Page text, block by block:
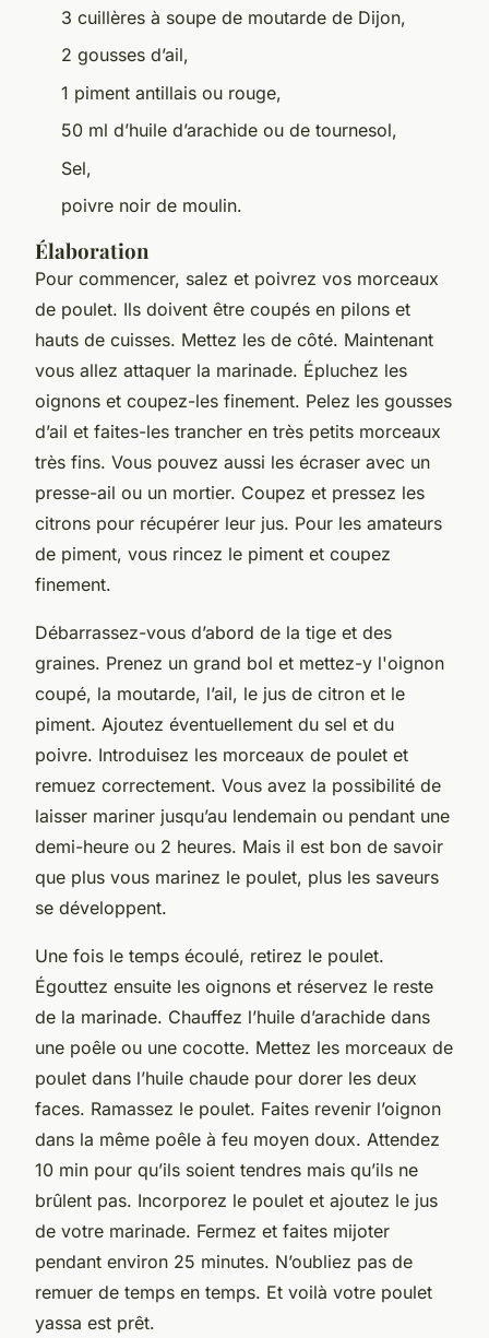
3 cuillères à soupe de moutarde de Dijon,
2 gousses d’ail,
1 piment antillais ou rouge,
50 ml d’huile d’arachide ou de tournesol,
Sel,
poivre noir de moulin.
Élaboration
Pour commencer, salez et poivrez vos morceaux
de poulet. Ils doivent être coupés en pilons et
hauts de cuisses. Mettez les de côté. Maintenant
vous allez attaquer la marinade. Épluchez les
oignons et coupez-les finement. Pelez les gousses
d’ail et faites-les trancher en très petits morceaux
très fins. Vous pouvez aussi les écraser avec un
presse-ail ou un mortier. Coupez et pressez les
citrons pour récupérer leur jus. Pour les amateurs
de piment, vous rincez le piment et coupez
finement.
Débarrassez-vous d’abord de la tige et des
graines. Prenez un grand bol et mettez-y l'oignon
coupé, la moutarde, l’ail, le jus de citron et le
piment. Ajoutez éventuellement du sel et du
poivre. Introduisez les morceaux de poulet et
remuez correctement. Vous avez la possibilité de
laisser mariner jusqu’au lendemain ou pendant une
demi-heure ou 2 heures. Mais il est bon de savoir
que plus vous marinez le poulet, plus les saveurs
se développent.
Une fois le temps écoulé, retirez le poulet.
Égouttez ensuite les oignons et réservez le reste
de la marinade. Chauffez l’huile d’arachide dans
une poêle ou une cocotte. Mettez les morceaux de
poulet dans l’huile chaude pour dorer les deux
faces. Ramassez le poulet. Faites revenir l’oignon
dans la même poêle à feu moyen doux. Attendez
10 min pour qu’ils soient tendres mais qu’ils ne
brûlent pas. Incorporez le poulet et ajoutez le jus
de votre marinade. Fermez et faites mijoter
pendant environ 25 minutes. N’oubliez pas de
remuer de temps en temps. Et voilà votre poulet
yassa est prêt.